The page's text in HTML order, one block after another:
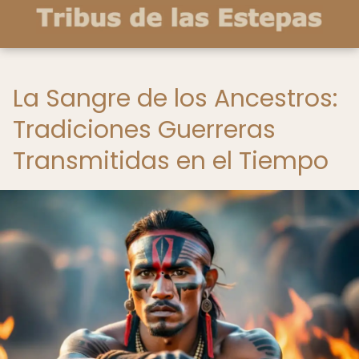
La Sangre de los Ancestros:
Tradiciones Guerreras
Transmitidas en el Tiempo